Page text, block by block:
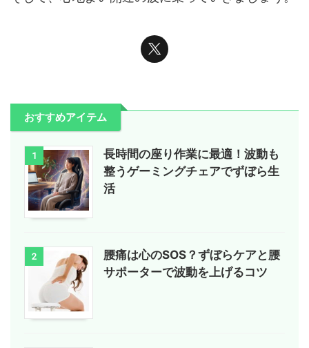
おすすめアイテム
1
長時間の座り作業に最適！波動も
整うゲーミングチェアでずぼら生
活
2
腰痛は心のSOS？ずぼらケアと腰
サポーターで波動を上げるコツ